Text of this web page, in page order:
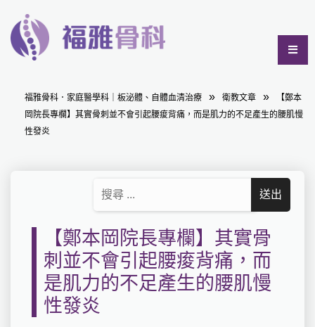
福雅骨科．家庭醫學科｜板泌體、自體血清治療 衛教文章
【鄭本
岡院長專欄】其實骨刺並不會引起腰痠背痛，而是肌力的不足產生的腰肌慢
性發炎
【鄭本岡院長專欄】其實骨
刺並不會引起腰痠背痛，而
是肌力的不足產生的腰肌慢
性發炎